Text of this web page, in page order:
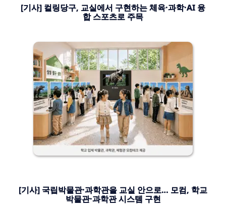
[기사] 컬링당구, 교실에서 구현하는 체육·과학·AI 융
합 스포츠로 주목
[기사] 국립박물관·과학관을 교실 안으로… 모컴, 학교
박물관·과학관 시스템 구현